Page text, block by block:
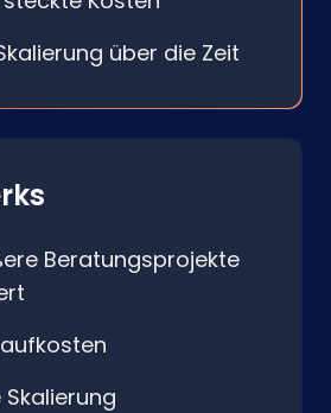
über die Zeit
Beratungsprojekte